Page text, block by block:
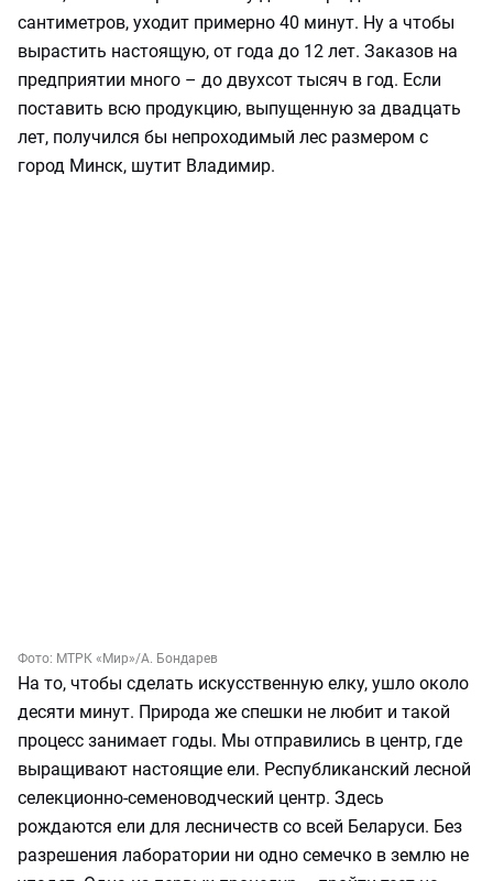
сантиметров, уходит примерно 40 минут. Ну а чтобы
вырастить настоящую, от года до 12 лет. Заказов на
предприятии много – до двухсот тысяч в год. Если
поставить всю продукцию, выпущенную за двадцать
лет, получился бы непроходимый лес размером с
город Минск, шутит Владимир.
Фото: МТРК «Мир»/А. Бондарев
На то, чтобы сделать искусственную елку, ушло около
десяти минут. Природа же спешки не любит и такой
процесс занимает годы. Мы отправились в центр, где
выращивают настоящие ели. Республиканский лесной
селекционно-семеноводческий центр. Здесь
рождаются ели для лесничеств со всей Беларуси. Без
разрешения лаборатории ни одно семечко в землю не